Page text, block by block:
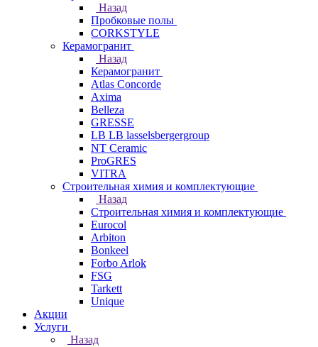
Назад
Пробковые полы
CORKSTYLE
Керамогранит
Назад
Керамогранит
Atlas Concorde
Axima
Belleza
GRESSE
LB LB lasselsbergergroup
NT Ceramic
ProGRES
VITRA
Строительная химия и комплектующие
Назад
Строительная химия и комплектующие
Eurocol
Arbiton
Bonkeel
Forbo Arlok
FSG
Tarkett
Unique
Акции
Услуги
Назад